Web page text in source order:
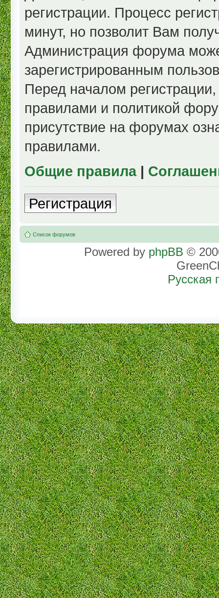
регистрации. Процесс
минут, но позволит Вам
Администрация форума
зарегистрированным
Перед началом
правилами и политикой
присутствие на форумах
правилами.
Общие правила|
Регистрация
Список форумов
Powered by phpBB ©
Русская